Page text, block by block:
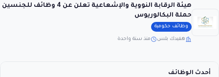
هيئة الرقابة النووية والإشعاعية تعلن عن 4 وظائف للجنسين
حملة البكالوريوس
وظائف حكومية
هفيدك بلس منذ سنة واحدة
أحدث الوظائف